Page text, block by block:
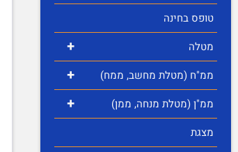
טופס בחינה
+ מטלה
+ ממ"ח (מטלת מחשב, ממח)
+
ממ"ן (מטלת מנחה, ממן)
מצגת